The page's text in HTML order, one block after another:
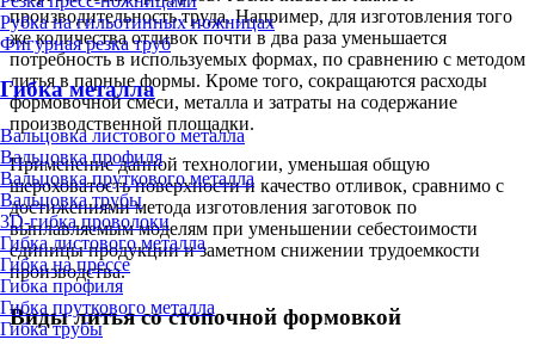
Рубка на гильотинных ножницах
Фигурная резка труб
Гибка металла
Вальцовка листового металла
Вальцовка профиля
Вальцовка пруткового металла
Вальцовка трубы
3D-гибка проволоки
Гибка листового металла
Гибка на прессе
Гибка профиля
Гибка пруткового металла
Гибка трубы
производительность труда. Например, для изготовления того
же количества отливок почти в два раза уменьшается
потребность в используемых формах, по сравнению с методом
литья в парные формы. Кроме того, сокращаются расходы
формовочной смеси, металла и затраты на содержание
производственной площадки.
Применение данной технологии, уменьшая общую
шероховатость поверхности и качество отливок, сравнимо с
достижениями метода изготовления заготовок по
выплавляемым моделям при уменьшении себестоимости
единицы продукции и заметном снижении трудоемкости
производства.
Виды литья со стопочной формовкой